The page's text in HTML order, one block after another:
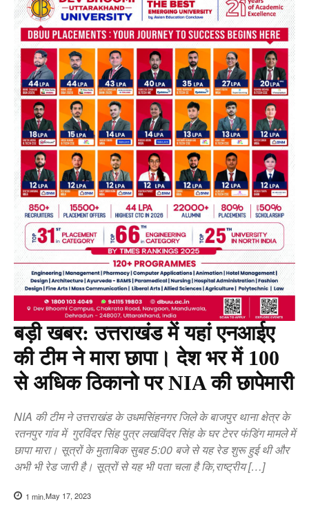
बड़ी खबर: उत्तराखंड में यहां एनआईए
की टीम ने मारा छापा। देश भर में 100
से अधिक ठिकानो पर NIA की छापेमारी
NIA की टीम ने उत्तराखंड के उधमसिंहनगर जिले के बाजपुर थाना क्षेत्र के
रतनपुर गांव में गुरविंदर सिंह पुत्र लखविंदर सिंह के घर टेरर फंडिंग मामले में
छापा मारा। सूत्रों के मुताबिक सुबह 5:00 बजे से यह रेड शुरू हुई थी और
अभी भी रेड जारी है। सूत्रों से यह भी पता चला है कि,राष्ट्रीय […]
1 min.May 17, 2023